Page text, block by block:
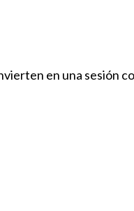
en una sesión